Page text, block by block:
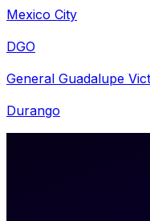
Mexico City
DGO
General Guadalupe
Durango